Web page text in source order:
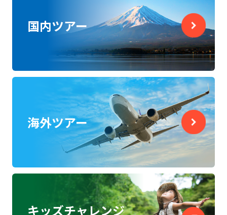
国内ツアー
海外ツアー
キッズチャレンジ